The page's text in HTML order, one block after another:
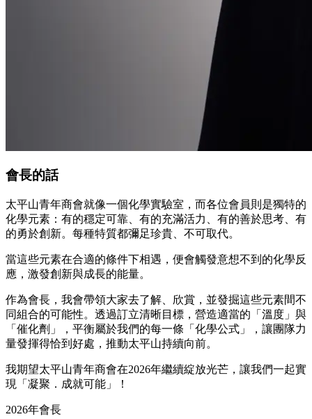
會長的話
太平山青年商會就像一個化學實驗室，而各位會員則是獨特的
化學元素：有的穩定可靠、有的充滿活力、有的善於思考、有
的勇於創新。每種特質都彌足珍貴、不可取代。
當這些元素在合適的條件下相遇，便會觸發意想不到的化學反
應，激發創新與成長的能量。
作為會長，我會帶領大家去了解、欣賞，並發掘這些元素間不
同組合的可能性。透過訂立清晰目標，營造適當的「溫度」與
「催化劑」，平衡屬於我們的每一條「化學公式」，讓團隊力
量發揮得恰到好處，推動太平山持續向前。
我期望太平山青年商會在2026年繼續綻放光芒，讓我們一起實
現「凝聚．成就可能」！
2026年會長